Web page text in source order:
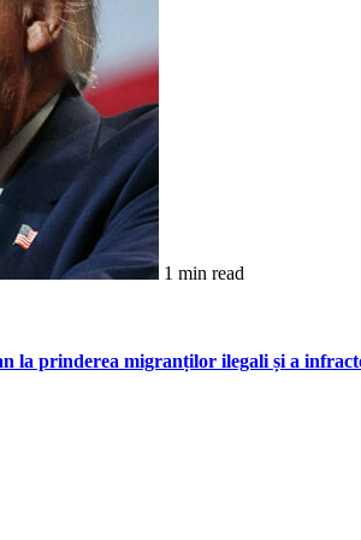
1 min read
la prinderea migranților ilegali și a